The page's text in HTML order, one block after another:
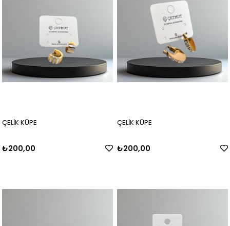
ÇELİK KÜPE
₺200,00
ÇELİK KÜPE
₺200,00